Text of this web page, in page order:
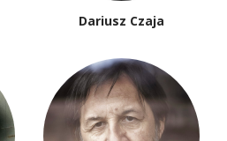
Dariusz Czaja